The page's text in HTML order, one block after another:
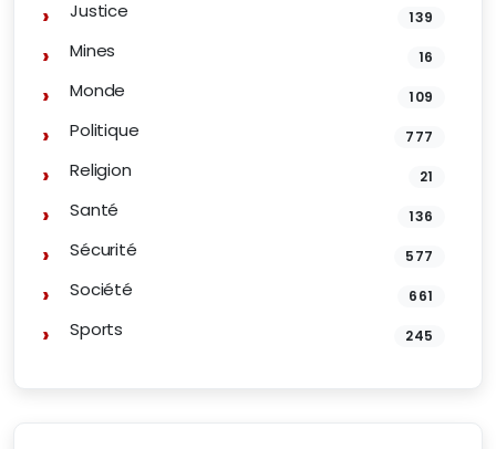
Justice 139
Mines 16
Monde 109
Politique 777
Religion 21
Santé 136
Sécurité 577
Société 661
Sports 245